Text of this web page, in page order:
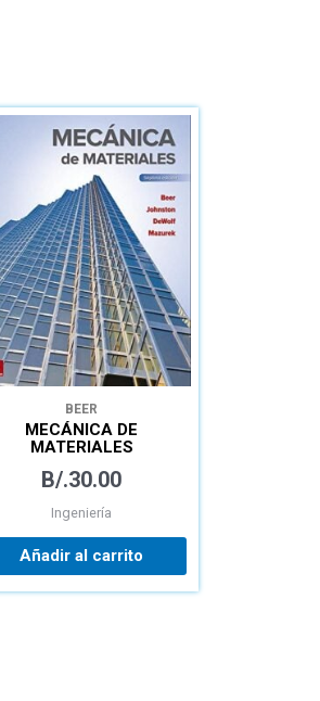
BEER
MECÁNICA DE
MATERIALES
B/.30.00
Ingeniería
Añadir al carrito